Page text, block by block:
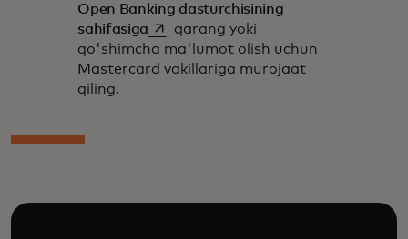
Open Banking dasturchisining
sahifasiga opens in a new tab
qarang yoki
qo'shimcha ma'lumot olish uchun
Mastercard vakillariga murojaat
qiling.